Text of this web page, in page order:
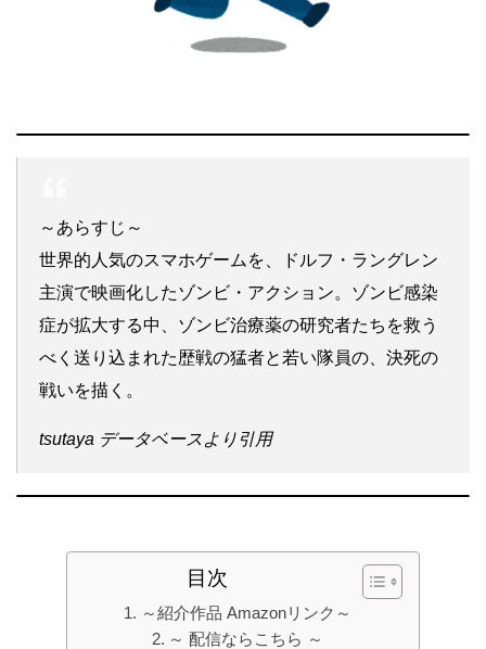
～あらすじ～
世界的人気のスマホゲームを、ドルフ・ラングレン
主演で映画化したゾンビ・アクション。ゾンビ感染
症が拡大する中、ゾンビ治療薬の研究者たちを救う
べく送り込まれた歴戦の猛者と若い隊員の、決死の
戦いを描く。
tsutaya データベースより引用
目次
～紹介作品 Amazonリンク～
～ 配信ならこちら ～